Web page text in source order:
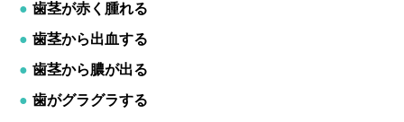
歯茎が赤く腫れる
歯茎から出血する
歯茎から膿が出る
歯がグラグラする